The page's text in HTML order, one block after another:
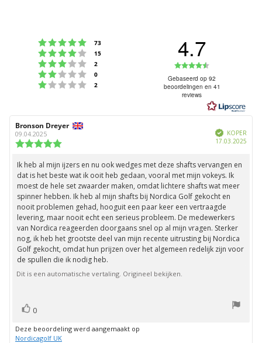
Beoordeling: 5 uit 5 sterren
73
Beoordeling: 4 uit 5 sterren
15
Beoordeling: 3 uit 5 sterren
2
Beoordeling: 2 uit 5 sterren
0
Beoordeling: 1 uit 5 sterren
2
4.7
4.7
uit
5
Gebaseerd op 92
beoordelingen en 41
reviews
Auteur
van
deze
beoordeling:
Bronson Dreyer
09.04.2025
uit
5
sterren
Geverifieerd
KOPER
17.03.2025
Beoordelingstekst:
Ik heb al mijn ijzers en nu ook wedges met deze shafts vervangen en
dat is het beste wat ik ooit heb gedaan, vooral met mijn vokeys. Ik
moest de hele set zwaarder maken, omdat lichtere shafts wat meer
spinner hebben. Ik heb al mijn shafts bij Nordica Golf gekocht en
nooit problemen gehad, hooguit een paar keer een vertraagde
levering, maar nooit echt een serieus probleem. De medewerkers
van Nordica reageerden doorgaans snel op al mijn vragen. Sterker
nog, ik heb het grootste deel van mijn recente uitrusting bij Nordica
Golf gekocht, omdat hun prijzen over het algemeen redelijk zijn voor
de spullen die ik nodig heb.
Dit is een automatische vertaling. Origineel bekijken.
Stem
omhoog
0
Deze beoordeling werd aangemaakt op
Nordicagolf UK